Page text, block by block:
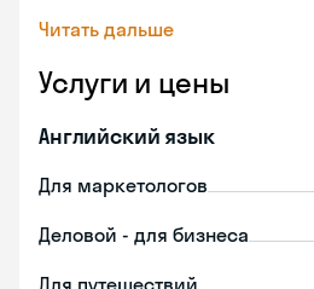
Читать дальше
Услуги и цены
Английский язык
Для маркетологов
Деловой - для бизнеса
Для путешествий